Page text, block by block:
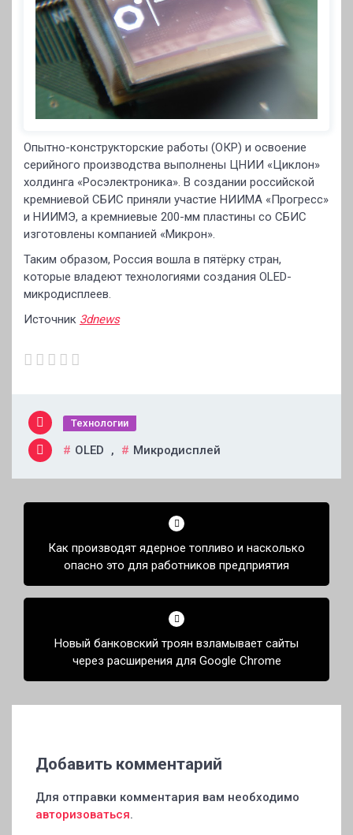
Опытно-конструкторские работы (ОКР) и освоение
серийного производства выполнены ЦНИИ «Циклон»
холдинга «Росэлектроника». В создании российской
кремниевой СБИС приняли участие НИИМА «Прогресс»
и НИИМЭ, а кремниевые 200-мм пластины со СБИС
изготовлены компанией «Микрон».
Таким образом, Россия вошла в пятёрку стран,
которые владеют технологиями создания OLED-
микродисплеев.
Источник 3dnews
Технологии
OLED , Микродисплей
Навигация
записям
Как производят ядерное топливо и насколько
опасно это для работников предприятия
Новый банковский троян взламывает сайты
через расширения для Google Chrome
Добавить комментарий
Для отправки комментария вам необходимо
авторизоваться.